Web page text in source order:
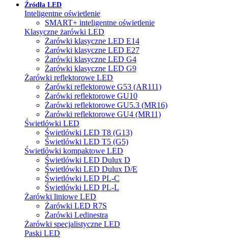
Źródła LED
Inteligentne oświetlenie
SMART+ inteligentne oświetlenie
Klasyczne żarówki LED
Żarówki klasyczne LED E14
Żarówki klasyczne LED E27
Żarówki klasyczne LED G4
Żarówki klasyczne LED G9
Żarówki reflektorowe LED
Żarówki reflektorowe G53 (AR111)
Żarówki reflektorowe GU10
Żarówki reflektorowe GU5.3 (MR16)
Żarówki reflektorowe GU4 (MR11)
Świetlówki LED
Świetlówki LED T8 (G13)
Świetlówki LED T5 (G5)
Świetlówki kompaktowe LED
Świetlówki LED Dulux D
Świetlówki LED Dulux D/E
Świetlówki LED PL-C
Świetlówki LED PL-L
Żarówki liniowe LED
Żarówki LED R7S
Żarówki Ledinestra
Żarówki specjalistyczne LED
Paski LED